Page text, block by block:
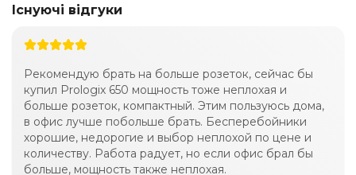
Існуючі відгуки
Рекомендую брать на больше розеток, сейчас бы
купил Prologix 650 мощность тоже неплохая и
больше розеток, компактный. Этим пользуюсь дома,
в офис лучше побольше брать. Бесперебойники
хорошие, недорогие и выбор неплохой по цене и
количеству. Работа радует, но если офис брал бы
больше, мощность также неплохая.